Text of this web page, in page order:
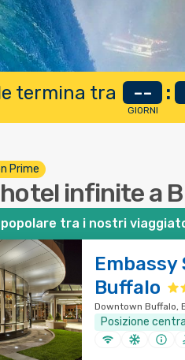
termina tra --
GIORNI
:
Prime
infinite a
tra i nostri
Buffalo
Downtown Buffalo,
Posizione